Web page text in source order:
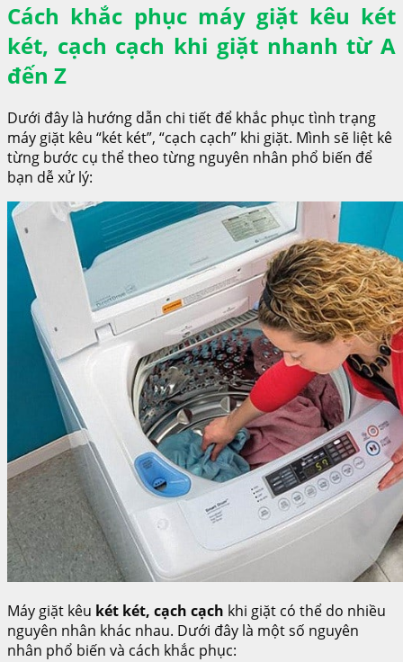
Cách khắc phục máy giặt kêu két
két, cạch cạch khi giặt nhanh từ A
đến Z
Dưới đây là hướng dẫn chi tiết để khắc phục tình trạng
máy giặt kêu “két két”, “cạch cạch” khi giặt. Mình sẽ liệt kê
từng bước cụ thể theo từng nguyên nhân phổ biến để
bạn dễ xử lý:
Máy giặt kêu két két, cạch cạch khi giặt có thể do nhiều
nguyên nhân khác nhau. Dưới đây là một số nguyên
nhân phổ biến và cách khắc phục: